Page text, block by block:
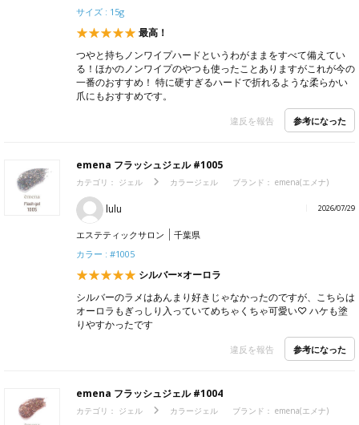
サイズ : 15g
最高！
つやと持ちノンワイプハードというわがままをすべて備えてい
る！ほかのノンワイプのやつも使ったことありますがこれが今の
一番のおすすめ！ 特に硬すぎるハードで折れるような柔らかい
爪にもおすすめです。
違反を報告 参考になった
emena フラッシュジェル #1005
カテゴリ： ジェル カラージェル ブランド： emena(エメナ)
lulu 2026/07/29
エステティックサロン
千葉県
カラー : #1005
シルバー×オーロラ
シルバーのラメはあんまり好きじゃなかったのですが、こちらは
オーロラもぎっしり入っていてめちゃくちゃ可愛い♡ ハケも塗
りやすかったです
違反を報告 参考になった
emena フラッシュジェル #1004
カテゴリ： ジェル カラージェル ブランド： emena(エメナ)